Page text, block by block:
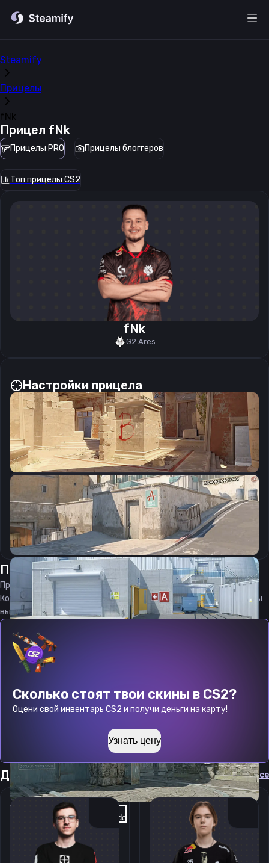
Steamify
Прицелы
fNk
Прицел fNk
Прицелы PRO Прицелы блоггеров
Топ прицелы CS2
fNk
G2 Ares
Настройки прицела
Previous slide Next slide
CSGO-EvvTA-D6U88-mXTHk-acm3G-bkMHA
Скопировать
Прицелфнкот06.08.2026
Прицел fNk является актуальным на
06.08.2026
Код прицела
CS 2 стараемся еженедельно обновлять, чтобы
вы могли играть с актуальными настройками игрока.
Сколько стоят твои скины в CS2?
Оцени свой инвентарь CS2 и получи деньги на карту!
Узнать цену
Другие прицелы Cмотреть все